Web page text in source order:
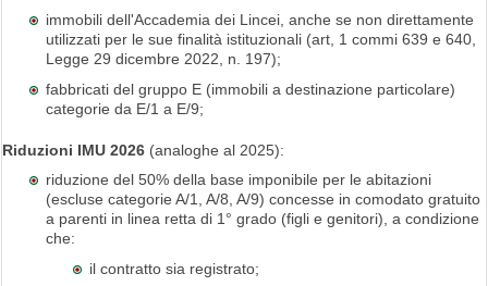
immobili dell'Accademia dei Lincei, anche se non direttamente
utilizzati per le sue finalità istituzionali (art, 1 commi 639 e 640,
Legge 29 dicembre 2022, n. 197);
fabbricati del gruppo E (immobili a destinazione particolare)
categorie da E/1 a E/9;
Riduzioni IMU 2026(analoghe al 2025):
riduzione del 50% della base imponibile per le abitazioni
(escluse categorie A/1, A/8, A/9) concesse in comodato gratuito
a parenti in linea retta di 1° grado (figli e genitori), a condizione
che:
il contratto sia registrato;